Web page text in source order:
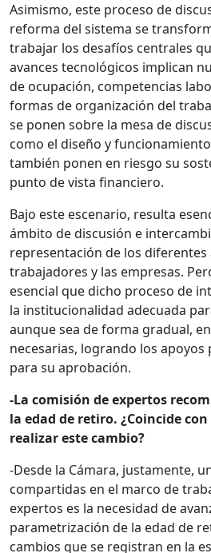
Asimismo, este proceso de
reforma del sistema se
trabajar los desafíos centrales
avances tecnológicos implican
de ocupación, competencias
formas de organización del
se ponen sobre la mesa de
como el diseño y
también ponen en riesgo su
punto de vista financiero.
Bajo este escenario, resulta
ámbito de discusión e
representación de los diferentes
trabajadores y las empresas.
esencial que dicho proceso de
la institucionalidad adecuada
aunque sea de forma gradual,
necesarias, logrando los apoyos
para su aprobación.
-La comisión de expertos
la edad de retiro. ¿Coincide
realizar este cambio?
-Desde la Cámara, justamente,
compartidas en el marco de
expertos es la necesidad de
parametrización de la edad de
cambios que se registran en la